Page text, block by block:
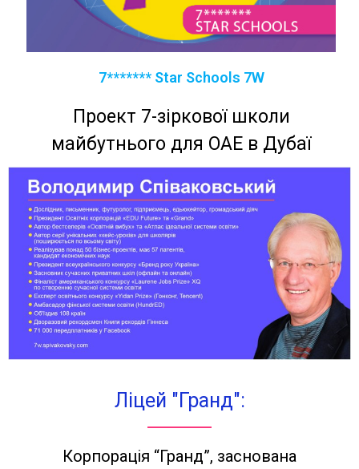
7******* Star Schools 7W
Проект 7-зіркової школи
майбутнього для ОАЕ в Дубаї
Ліцей "Гранд":
Корпорація “Гранд”, заснована